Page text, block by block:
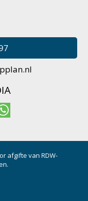
afgifte van RDW-